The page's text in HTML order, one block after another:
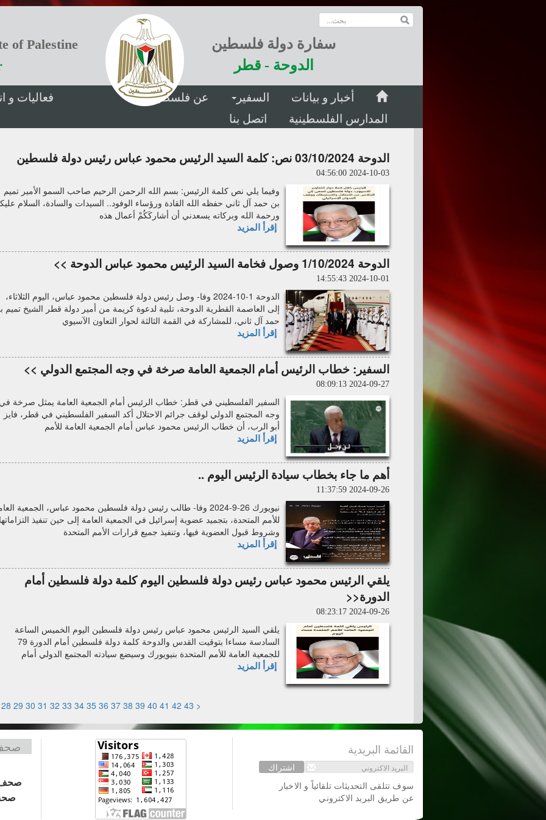
سفارة دولة فلسطين
الدوحة - قطر
of Palestine
أخبار و بيانات السفير عن فلسطين
فعاليات و
المدارس الفلسطينية
اتصل بنا
الدوحة 03/10/2024 نص: كلمة السيد الرئيس محمود عباس رئيس دولة فلسطين
2024-10-03 04:56:00
وفيما يلي نص كلمة الرئيس: بسم الله الرحمن الرحيم صاحب السمو الأمير تميم
بن حمد آل ثاني حفظه الله القادة ورؤساء الوفود.. السيدات والسادة، السلام
ورحمة الله وبركاته يسعدني أن أشاركَكُمْ أعمال هذه
إقرأ المزيد
الدوحة 1/10/2024 وصول فخامة السيد الرئيس محمود عباس الدوحة >>
2024-10-01 14:55:43
الدوحة 1-10-2024 وفا- وصل رئيس دولة فلسطين محمود عباس، اليوم الثلاثاء،
إلى العاصمة القطرية الدوحة، تلبية لدعوة كريمة من أمير دولة قطر الشيخ تميم
حمد آل ثاني، للمشاركة في القمة الثالثة لحوار التعاون الآسيوي
إقرأ المزيد
السفير: خطاب الرئيس أمام الجمعية العامة صرخة في وجه المجتمع الدولي >>
2024-09-27 08:09:13
السفير الفلسطيني في قطر: خطاب الرئيس أمام الجمعية العامة يمثل صرخة
وجه المجتمع الدولي لوقف جرائم الاحتلال أكد السفير الفلسطيني في قطر، فايز
أبو الرب، أن خطاب الرئيس محمود عباس أمام الجمعية العامة للأمم
إقرأ المزيد
أهم ما جاء بخطاب سيادة الرئيس اليوم ..
2024-09-26 11:37:59
نيويورك 26-9-2024 وفا- طالب رئيس دولة فلسطين محمود عباس، الجمعية
للأمم المتحدة، بتجميد عضوية إسرائيل في الجمعية العامة إلى حين تنفيذ
وشروط قبول العضوية فيها، وتنفيذ جميع قرارات الأمم المتحدة
إقرأ المزيد
يلقي الرئيس محمود عباس رئيس دولة فلسطين اليوم كلمة دولة فلسطين أمام
الدورة<<
2024-09-26 08:23:17
يلقي السيد الرئيس محمود عباس رئيس دولة فلسطين اليوم الخميس الساعة
السادسة مساءا بتوقيت القدس والدوحة كلمة دولة فلسطين أمام الدورة 79
للجمعية العامة للأمم المتحدة بنيويورك وسيضع سيادته المجتمع الدولي أمام
إقرأ المزيد
<
28 29 30 31 32 33 34 35 36 37 38 39 40 41 42 43
القائمة البريدية
اشتراك
سوف تتلقى التحديثات تلقائياً و الاخبار
عن طريق البريد الاكتروني
صحف